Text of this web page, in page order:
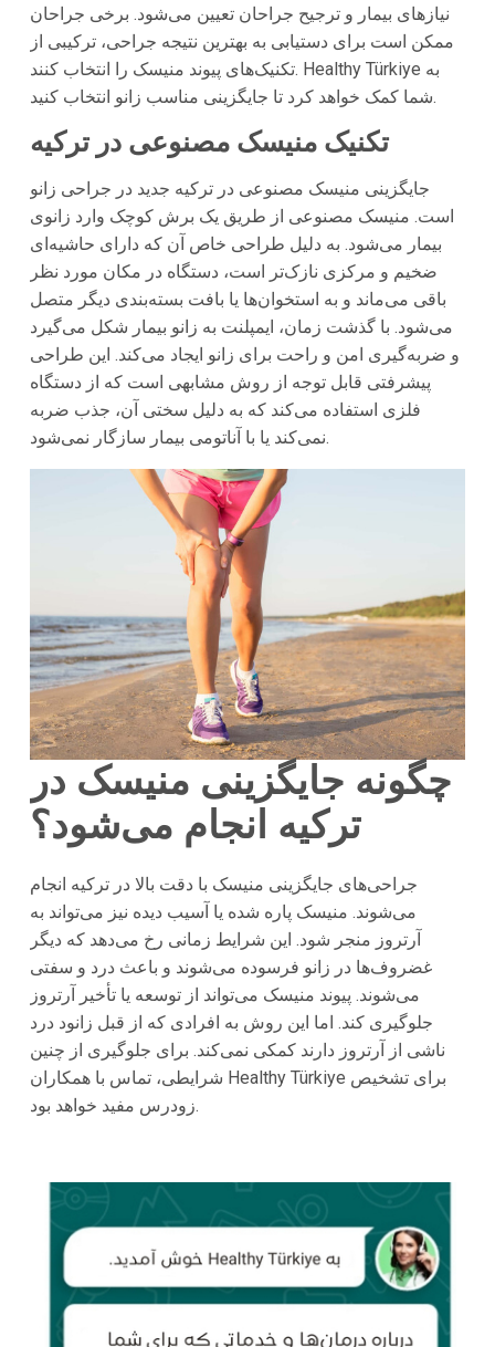
نیازهای بیمار و ترجیح جراحان تعیین می‌شود. برخی جراحان
ممکن است برای دستیابی به بهترین نتیجه جراحی، ترکیبی از
تکنیک‌های پیوند منیسک را انتخاب کنند. Healthy Türkiye به
شما کمک خواهد کرد تا جایگزینی مناسب زانو انتخاب کنید.
تکنیک منیسک مصنوعی در ترکیه
جایگزینی منیسک مصنوعی در ترکیه جدید در جراحی زانو
است. منیسک مصنوعی از طریق یک برش کوچک وارد زانوی
بیمار می‌شود. به دلیل طراحی خاص آن که دارای حاشیه‌ای
ضخیم و مرکزی نازک‌تر است، دستگاه در مکان مورد نظر
باقی می‌ماند و به استخوان‌ها یا بافت بسته‌بندی دیگر متصل
می‌شود. با گذشت زمان، ایمپلنت به زانو بیمار شکل می‌گیرد
و ضربه‌گیری امن و راحت برای زانو ایجاد می‌کند. این طراحی
پیشرفتی قابل توجه از روش مشابهی است که از دستگاه
فلزی استفاده می‌کند که به دلیل سختی آن، جذب ضربه
نمی‌کند یا با آناتومی بیمار سازگار نمی‌شود.
چگونه جایگزینی منیسک در
ترکیه انجام می‌شود؟
جراحی‌های جایگزینی منیسک با دقت بالا در ترکیه انجام
می‌شوند. منیسک پاره شده یا آسیب دیده نیز می‌تواند به
آرتروز منجر شود. این شرایط زمانی رخ می‌دهد که دیگر
غضروف‌ها در زانو فرسوده می‌شوند و باعث درد و سفتی
می‌شوند. پیوند منیسک می‌تواند از توسعه یا تأخیر آرتروز
جلوگیری کند. اما این روش به افرادی که از قبل زانود درد
ناشی از آرتروز دارند کمکی نمی‌کند. برای جلوگیری از چنین
شرایطی، تماس با همکاران Healthy Türkiye برای تشخیص
زودرس مفید خواهد بود.